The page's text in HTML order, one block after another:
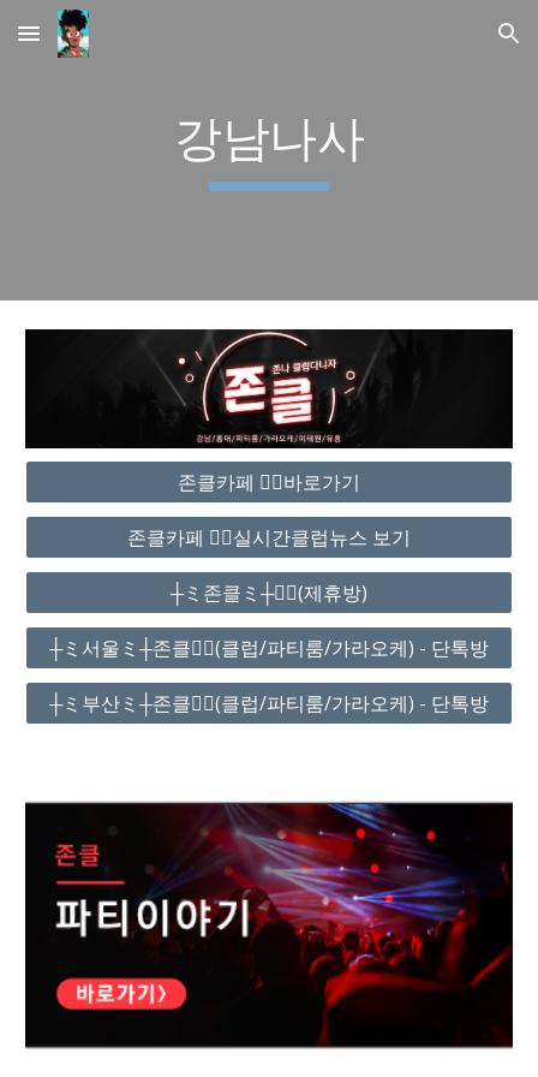
Skip to main content Skip to navigation
강남나사
존클카페 ❤️‍🔥바로가기
존클카페 ❤️‍🔥실시간클럽뉴스 보기
┼ミ존클ミ┼❤️‍🔥(제휴방)
┼ミ서울ミ┼존클❤️‍🔥(클럽/파티룸/가라오케) - 단톡방
┼ミ부산ミ┼존클❤️‍🔥(클럽/파티룸/가라오케) - 단톡방